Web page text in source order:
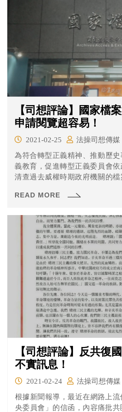
【司想評論】國家檔
申請閱覽超容易！
2021-02-25
法操司想傳媒
為符合轉型正義精神、推動歷
義教育，促進轉型正義委員會
清查過去威權時期政府機關的
READ MORE
【司想評論】反共復
不實訊息！
2021-02-24
法操司想傳媒
根據新聞報導，最近在網路上
央委員會」的信函，內容痛批共